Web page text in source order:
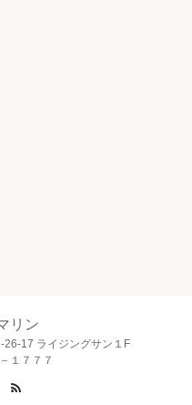
リン
17 ライジングサン１F
１７７７
Instagram